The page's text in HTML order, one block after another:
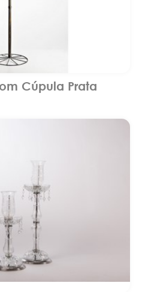
Cúpula Prata